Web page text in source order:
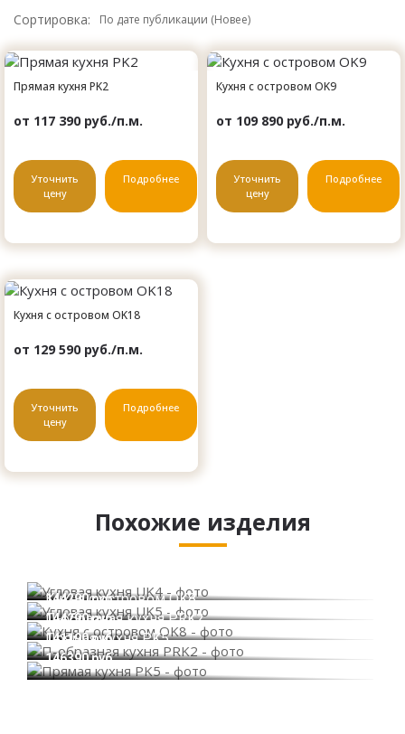
Сортировка:
Прямая кухня PK2
от 117 390 руб./п.м.
Уточнить
цену
Подробнее
Кухня с островом OK9
от 109 890 руб./п.м.
Уточнить
цену
Подробнее
Кухня с островом OK18
от 129 590 руб./п.м.
Уточнить
цену
Подробнее
Похожие изделия
144290 руб.
Кухня с островом OK8
144290 руб.
П-образная кухня PRK2
141190 руб.
Прямая кухня PK5
146390 руб.